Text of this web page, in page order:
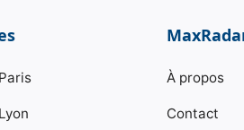
À propos
Contact